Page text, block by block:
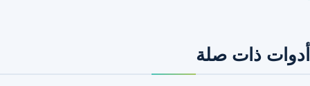
أدوات ذات صلة